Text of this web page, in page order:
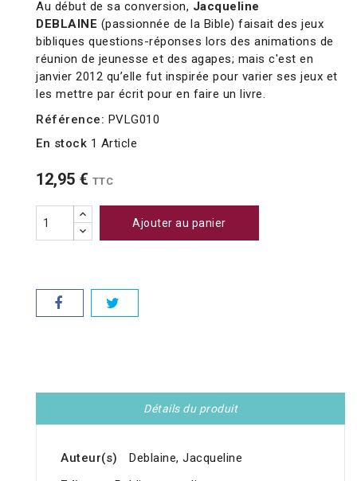
Au début de sa conversion, Jacqueline
DEBLAINE (passionnée de la Bible) faisait des jeux
bibliques questions-réponses lors des animations de
réunion de jeunesse et des agapes; mais c'est en
janvier 2012 qu’elle fut inspirée pour varier ses jeux et
les mettre par écrit pour en faire un livre.
Référence: PVLG010
En stock 1 Article
12,95 € TTC
Ajouter au panier
Détails du produit
Auteur(s)
Deblaine, Jacqueline